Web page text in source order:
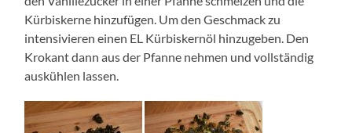
Kürbiskerne hinzufügen. Um den Geschmack zu
intensivieren einen EL Kürbiskernöl hinzugeben. Den
Krokant dann aus der Pfanne nehmen und vollständig
auskühlen lassen.